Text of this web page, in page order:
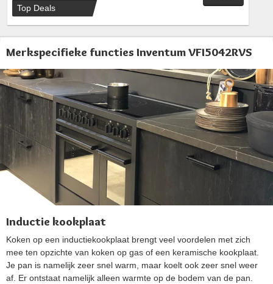
Top Deals
Merkspecifieke functies Inventum VFI5042RVS
Inductie kookplaat
Koken op een inductiekookplaat brengt veel voordelen met zich
mee ten opzichte van koken op gas of een keramische kookplaat.
Je pan is namelijk zeer snel warm, maar koelt ook zeer snel weer
af. Er ontstaat namelijk alleen warmte op de bodem van de pan.